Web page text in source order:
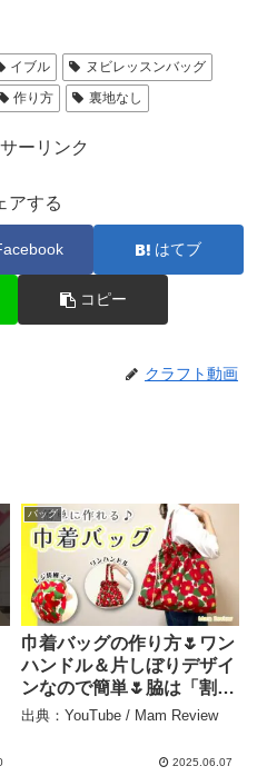
イブル
ヌビレッスンバッグ
作り方 裏地なし
ーリンク
アする
はてブ
コピー
クラフト動画
バッグ
巾着バッグの作り方🌷ワン
ハンドル＆片しぼりデザイ
ンなので簡単🌷脇は「割り
伏せ縫い」でキレイに仕上
DIY Sewing tutorial –
出典：YouTube / Mam Review
2025.06.07